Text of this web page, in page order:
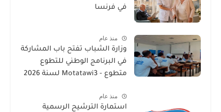
في فرنسا
منذ عام
وزارة الشباب تفتح باب المشاركة
في البرنامج الوطني للتطوع
متطوع - Motatawi3 لسنة 2026
منذ عام
استمارة الترشيح الرسمية